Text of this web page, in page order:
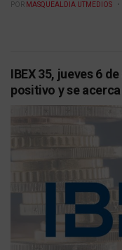
POR MASQUEALDIA UTMEDIOS
IBEX 35, jueves 6
positivo y se